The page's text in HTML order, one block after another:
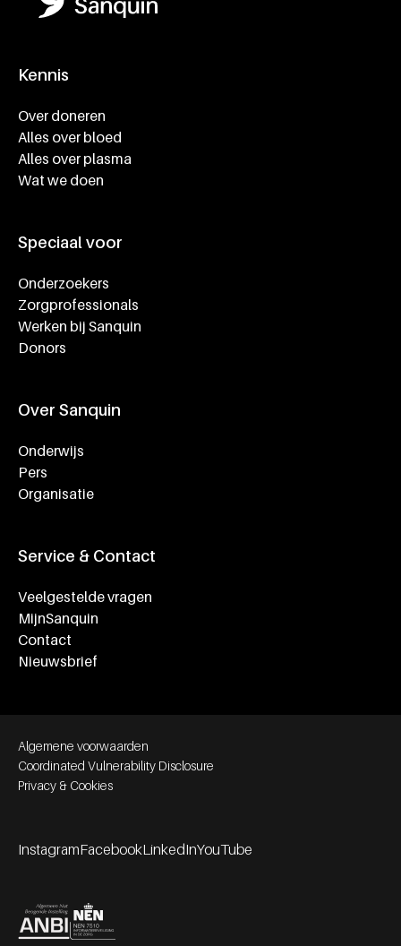
Kennis
Over doneren
Alles over bloed
Alles over plasma
Wat we doen
Speciaal voor
Onderzoekers
Zorgprofessionals
Werken bij Sanquin
Donors
Over Sanquin
Onderwijs
Pers
Organisatie
Service & Contact
Veelgestelde vragen
MijnSanquin
Contact
Nieuwsbrief
Footer bottom navigation
Algemene voorwaarden
Coordinated Vulnerability Disclosure
Privacy & Cookies
InstagramFacebookLinkedInYouTube
Partners